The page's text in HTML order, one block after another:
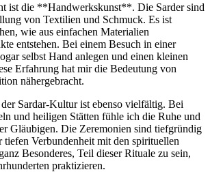
ist die **Handwerkskunst**. ⁣Die Sarder sind
von Textilien und Schmuck.‍ Es​ ist
​wie aus⁢ einfachen Materialien
entstehen. Bei einem Besuch ⁣in einer
selbst Hand anlegen und einen kleinen
Erfahrung⁤ hat mir ​die Bedeutung von
nähergebracht.
Sardar-Kultur⁣ ist ebenso vielfältig. Bei
und heiligen Stätten fühle ich die Ruhe und
Gläubigen. ⁣Die​ Zeremonien sind ​tiefgründig
tiefen Verbundenheit mit den spirituellen
Besonderes, Teil dieser Rituale zu​ sein,
praktizieren.